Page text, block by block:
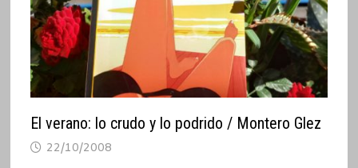
El verano: lo crudo y lo podrido / Montero Glez
22/10/2008